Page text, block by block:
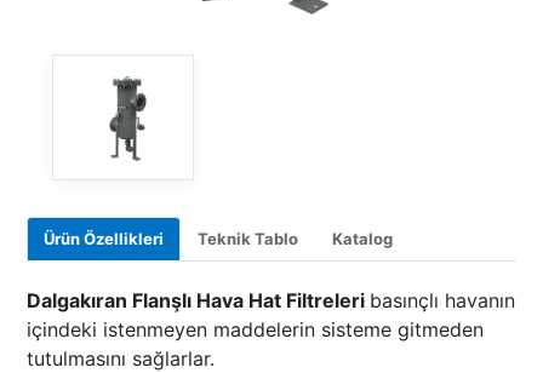
Ürün Özellikleri Teknik Tablo Katalog
Dalgakıran Flanşlı Hava Hat Filtreleri basınçlı havanın
içindeki istenmeyen maddelerin sisteme gitmeden
tutulmasını sağlarlar.